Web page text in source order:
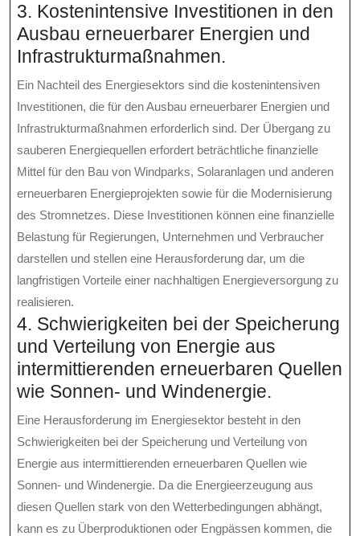
3. Kostenintensive Investitionen in den
Ausbau erneuerbarer Energien und
Infrastrukturmaßnahmen.
Ein Nachteil des Energiesektors sind die kostenintensiven
Investitionen, die für den Ausbau erneuerbarer Energien und
Infrastrukturmaßnahmen erforderlich sind. Der Übergang zu
sauberen Energiequellen erfordert beträchtliche finanzielle
Mittel für den Bau von Windparks, Solaranlagen und anderen
erneuerbaren Energieprojekten sowie für die Modernisierung
des Stromnetzes. Diese Investitionen können eine finanzielle
Belastung für Regierungen, Unternehmen und Verbraucher
darstellen und stellen eine Herausforderung dar, um die
langfristigen Vorteile einer nachhaltigen Energieversorgung zu
realisieren.
4. Schwierigkeiten bei der Speicherung
und Verteilung von Energie aus
intermittierenden erneuerbaren Quellen
wie Sonnen- und Windenergie.
Eine Herausforderung im Energiesektor besteht in den
Schwierigkeiten bei der Speicherung und Verteilung von
Energie aus intermittierenden erneuerbaren Quellen wie
Sonnen- und Windenergie. Da die Energieerzeugung aus
diesen Quellen stark von den Wetterbedingungen abhängt,
kann es zu Überproduktionen oder Engpässen kommen, die